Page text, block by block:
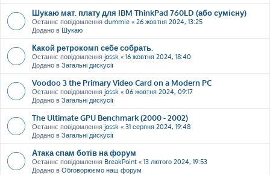
Шукаю мат. плату для IBM ThinkPad 760LD (або сумісну)
Останнє повідомлення dummie « 26 жовтня 2024, 13:25
Додано в Шукаю
Какой ретрокомп себе собрать.
Останнє повідомлення jossk « 16 жовтня 2024, 18:40
Додано в Загальні дискусії
Voodoo 3 the Primary Video Card on a Modern PC
Останнє повідомлення jossk « 06 жовтня 2024, 09:17
Додано в Загальні дискусії
The Ultimate GPU Benchmark (2000 - 2002)
Останнє повідомлення jossk « 31 серпня 2024, 19:48
Додано в Загальні дискусії
Атака спам ботів на форум
Останнє повідомлення BreakPoint « 13 лютого 2024, 19:53
Додано в Обговорюємо наш форум